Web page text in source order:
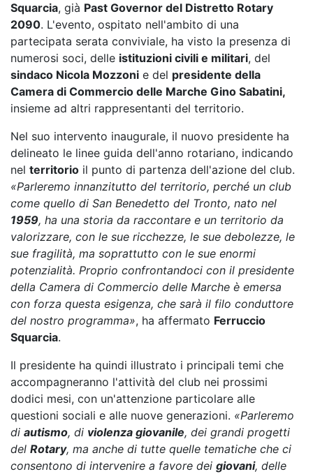
Squarcia, già Past Governor del Distretto Rotary
2090. L'evento, ospitato nell'ambito di una
partecipata serata conviviale, ha visto la presenza di
numerosi soci, delle istituzioni civili e militari, del
sindaco Nicola Mozzoni e del presidente della
Camera di Commercio delle Marche Gino Sabatini,
insieme ad altri rappresentanti del territorio.
Nel suo intervento inaugurale, il nuovo presidente ha
delineato le linee guida dell'anno rotariano, indicando
nel territorio il punto di partenza dell'azione del club.
«Parleremo innanzitutto del territorio, perché un club
come quello di San Benedetto del Tronto, nato nel
1959, ha una storia da raccontare e un territorio da
valorizzare, con le sue ricchezze, le sue debolezze, le
sue fragilità, ma soprattutto con le sue enormi
potenzialità. Proprio confrontandoci con il presidente
della Camera di Commercio delle Marche è emersa
con forza questa esigenza, che sarà il filo conduttore
del nostro programma», ha affermato Ferruccio
Squarcia.
Il presidente ha quindi illustrato i principali temi che
accompagneranno l'attività del club nei prossimi
dodici mesi, con un'attenzione particolare alle
questioni sociali e alle nuove generazioni. «Parleremo
di autismo, di violenza giovanile, dei grandi progetti
del Rotary, ma anche di tutte quelle tematiche che ci
consentono di intervenire a favore dei giovani, delle